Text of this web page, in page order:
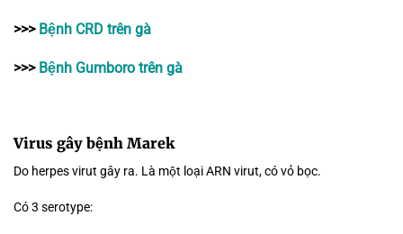
>>> Bệnh CRD trên gà
>>> Bệnh Gumboro trên gà
Virus gây bệnh Marek
Do herpes virut gây ra. Là một loại ARN virut, có vỏ bọc.
Có 3 serotype: